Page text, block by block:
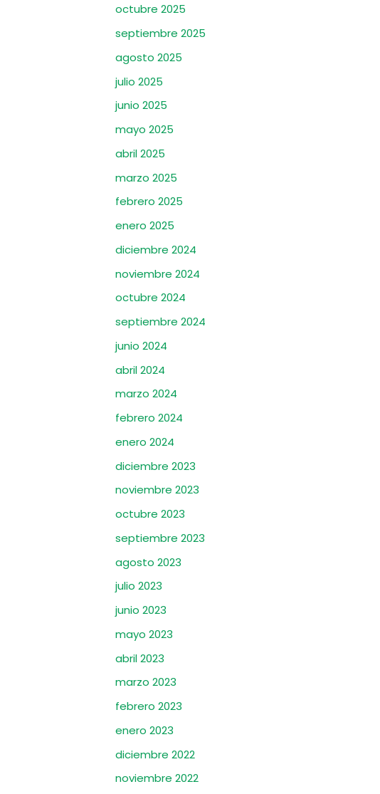
octubre 2025
septiembre 2025
agosto 2025
julio 2025
junio 2025
mayo 2025
abril 2025
marzo 2025
febrero 2025
enero 2025
diciembre 2024
noviembre 2024
octubre 2024
septiembre 2024
junio 2024
abril 2024
marzo 2024
febrero 2024
enero 2024
diciembre 2023
noviembre 2023
octubre 2023
septiembre 2023
agosto 2023
julio 2023
junio 2023
mayo 2023
abril 2023
marzo 2023
febrero 2023
enero 2023
diciembre 2022
noviembre 2022